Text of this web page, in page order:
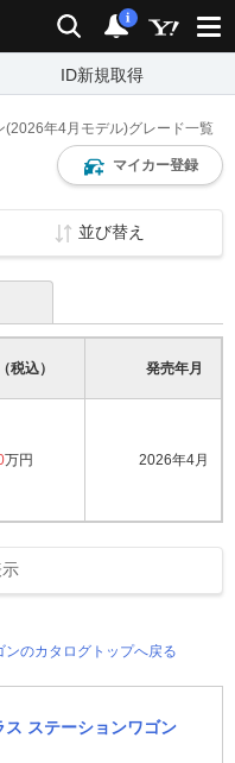
検索 通知
i
ID新規取得
(2026年4月モデル)グレード一覧
マイカー登録
並び替え
税込） 発売年月
万円 2026年4月
ンのカタログトップへ戻る
ス ステーションワゴン